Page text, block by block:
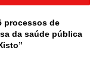
processos de
da saúde pública